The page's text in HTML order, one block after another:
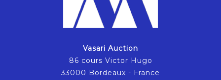
Vasari Auction
86 cours Victor Hugo
33000 Bordeaux - France